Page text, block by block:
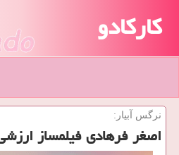
کارکادو
نرگس آبیار:
اصغر فرهادی فیلمساز